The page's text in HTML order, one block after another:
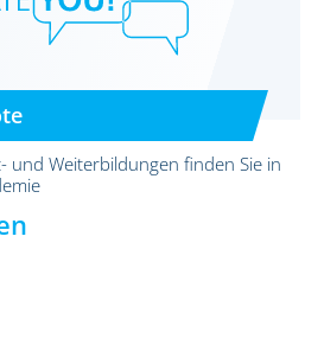
und Weiterbildungen finden Sie in